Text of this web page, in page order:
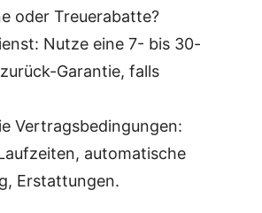
oder Treuerabatte?
Nutze eine 7- bis 30-
Garantie, falls
Vertragsbedingungen:
automatische
Erstattungen.